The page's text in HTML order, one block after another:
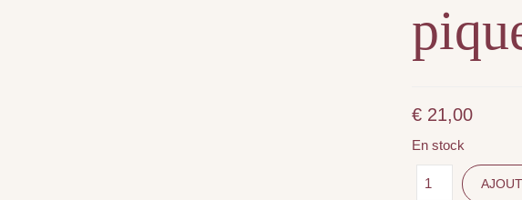
€ 21,00
En stock